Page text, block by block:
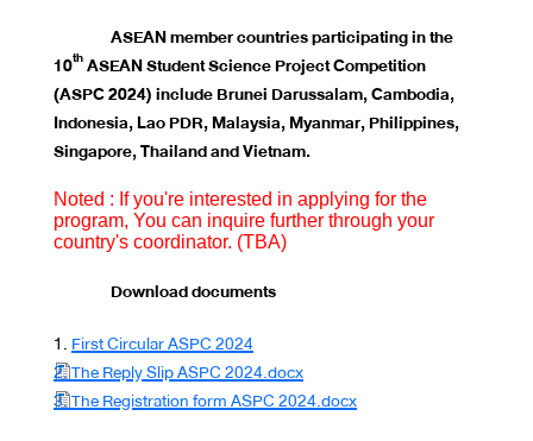
ASEAN member countries participating in the
10thASEAN Student Science Project Competition
(ASPC 2024) include Brunei Darussalam, Cambodia,
Indonesia, Lao PDR, Malaysia, Myanmar, Philippines,
Singapore, Thailand and Vietnam.
Noted : If you're interested in applying for the
program, You can inquire further through your
country's coordinator. (TBA)
Download documents
1.First Circular ASPC 2024
Document
2. The Reply Slip ASPC 2024.docx
Document
3. The Registration form ASPC 2024.docx